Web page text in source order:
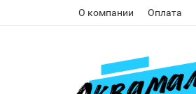
О компании Оплата